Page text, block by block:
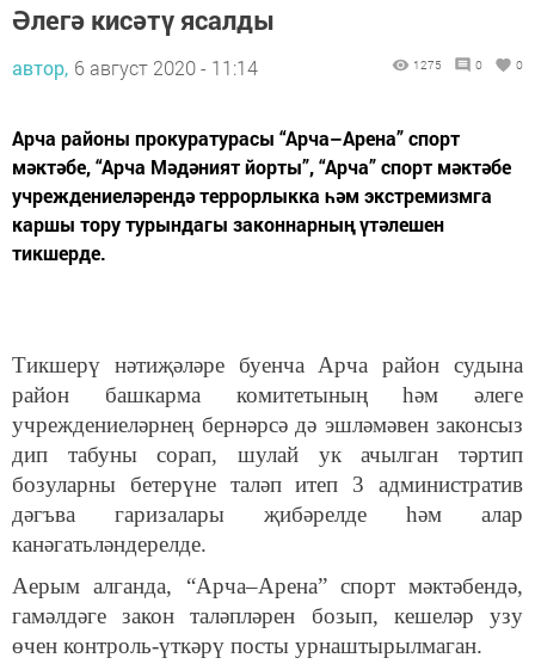
Әлегә кисәтү ясалды
автор, 6 август 2020 - 11:14 1275 0 0
Арча районы прокуратурасы “Арча–Арена” спорт
мәктәбе, “Арча Мәдәният йорты”, “Арча” спорт мәктәбе
учреждениеләрендә террорлыкка һәм экстремизмга
каршы тору турындагы законнарның үтәлешен
тикшерде.
Тикшерү нәтиҗәләре буенча Арча район судына
район башкарма комитетының һәм әлеге
учреждениеләрнең бернәрсә дә эшләмәвен законсыз
дип табуны сорап, шулай ук ачылган тәртип
бозуларны бетерүне таләп итеп 3 административ
дәгъва гаризалары җибәрелде һәм алар
канәгатьләндерелде.
Аерым алганда, “Арча–Арена” спорт мәктәбендә,
гамәлдәге закон таләпләрен бозып, кешеләр узу
өчен контроль-үткәрү посты урнаштырылмаган.